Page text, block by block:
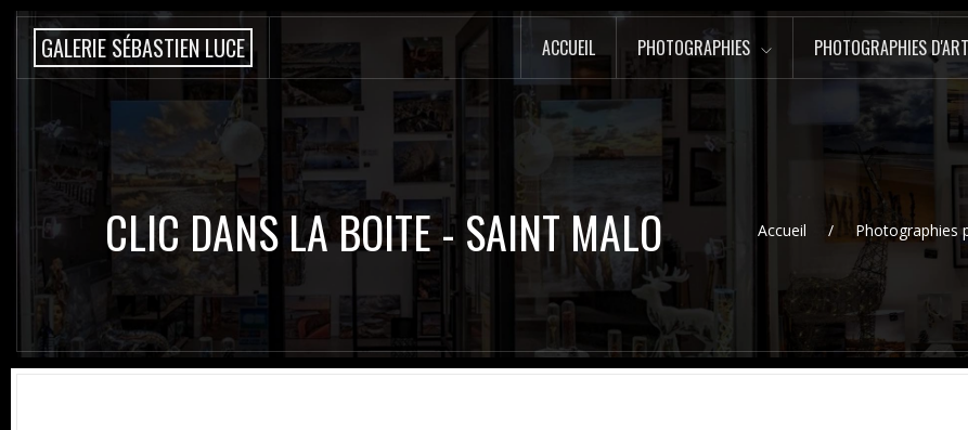
GALERIE SÉBASTIEN LUCE ACCUEIL PHOTOGRAPHIES PHOTOGRAPHIES D'ART
CLIC DANS LA BOITE - SAINT MALO Accueil Photographies